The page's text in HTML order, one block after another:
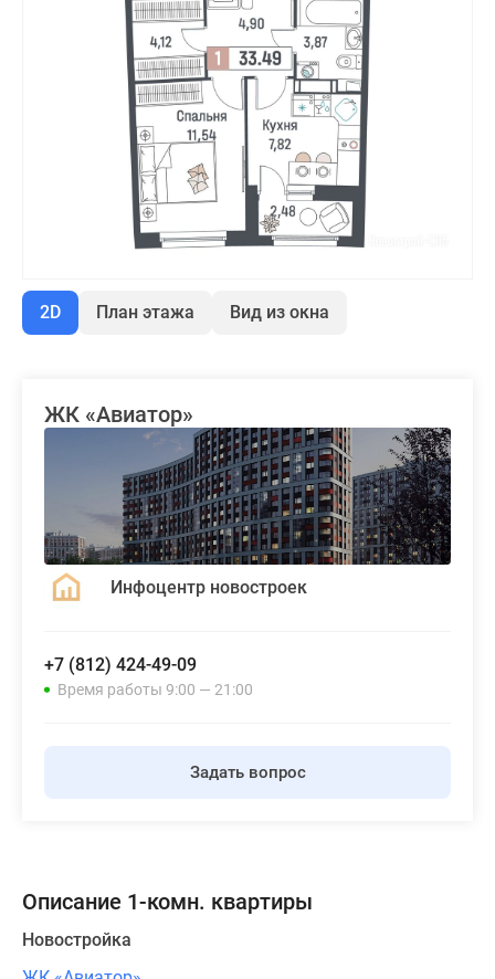
2D План этажа Вид из окна
ЖК «Авиатор»
Инфоцентр новостроек
+7 (812) 424-49-09
Время работы 9:00 — 21:00
Задать вопрос
Описание 1-комн. квартиры
Новостройка